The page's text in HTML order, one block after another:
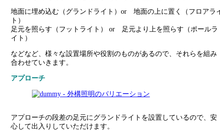
地面に埋め込む（グランドライト）or 地面の上に置く（フロアラ
ト）
足元を照らす（フットライト） or 足元より上を照らす（ポールラ
イト）
などなど、様々な設置場所や役割のものがあるので、それらを組み
合わせていきます。
アプローチ
アプローチの段差の足元にグランドライトを設置しているので、安
心して出入りしていただけます。